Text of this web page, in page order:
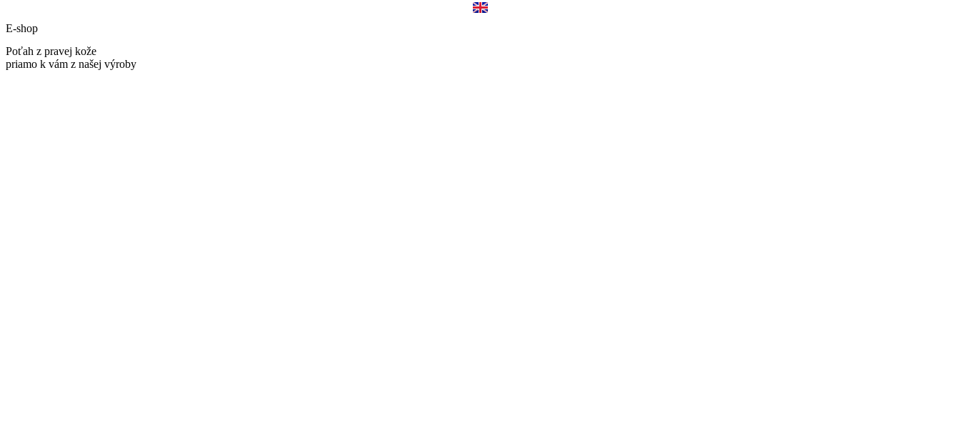
E-shop
Poťah z pravej kože
priamo k vám z našej výroby